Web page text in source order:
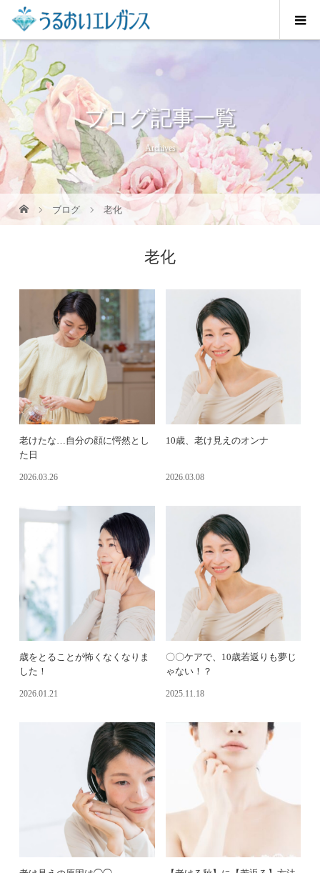
ブログ記事一覧
Archives
ブログ 老化
老化
老けたな…自分の顔に愕然とし
た日
2026.03.26
10歳、老け見えのオンナ
2026.03.08
歳をとることが怖くなくなりま
した！
2026.01.21
〇〇ケアで、10歳若返りも夢じ
ゃない！？
2025.11.18